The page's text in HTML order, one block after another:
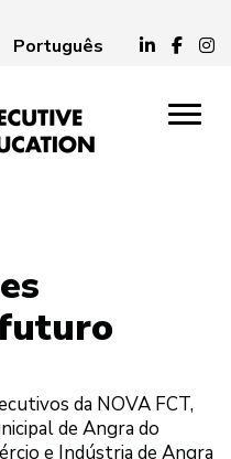
Português
da NOVA FCT,
de Angra do
e Indústria de Angra